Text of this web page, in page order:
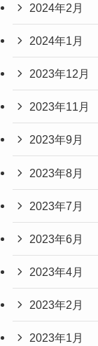
2024年2月
2024年1月
2023年12月
2023年11月
2023年9月
2023年8月
2023年7月
2023年6月
2023年4月
2023年2月
2023年1月